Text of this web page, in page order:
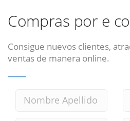
Compras por e
Consigue nuevos clientes,
ventas de manera online.